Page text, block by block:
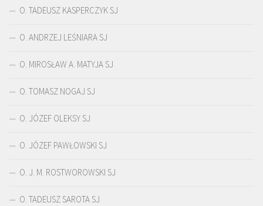
O. TADEUSZ KASPERCZYK SJ
O. ANDRZEJ LEŚNIARA SJ
O. MIROSŁAW A. MATYJA SJ
O. TOMASZ NOGAJ SJ
O. JÓZEF OLEKSY SJ
O. JÓZEF PAWŁOWSKI SJ
O. J. M. ROSTWOROWSKI SJ
O. TADEUSZ SAROTA SJ